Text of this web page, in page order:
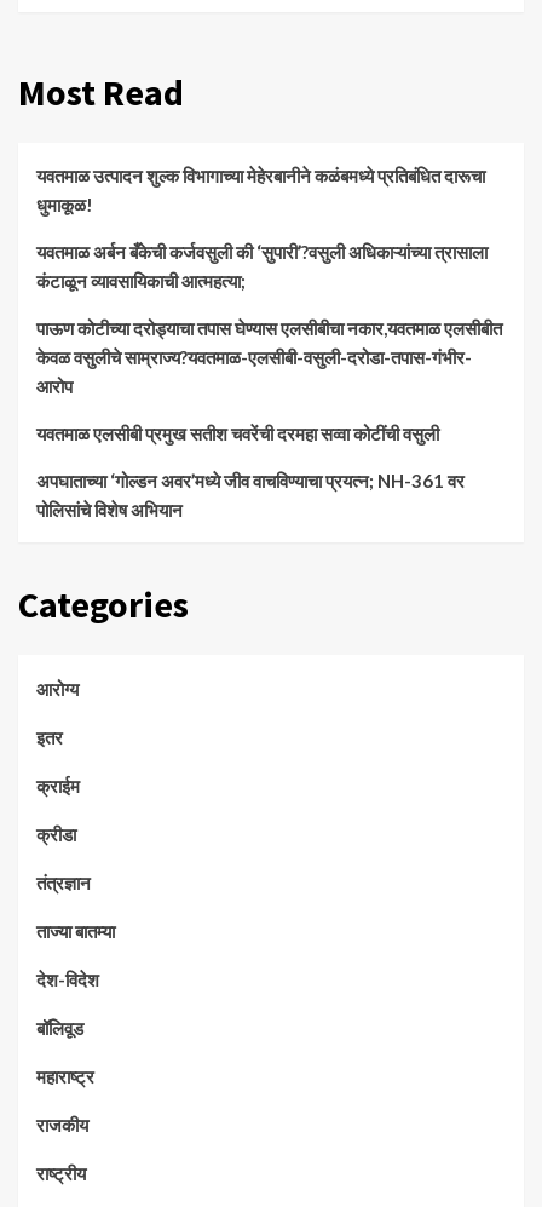
Most Read
यवतमाळ उत्पादन शुल्क विभागाच्या मेहेरबानीने कळंबमध्ये प्रतिबंधित दारूचा
धुमाकूळ!
​यवतमाळ अर्बन बँकेची कर्जवसुली की ‘सुपारी’?वसुली अधिकाऱ्यांच्या त्रासाला
कंटाळून व्यावसायिकाची आत्महत्या;
पाऊण कोटीच्या दरोड्याचा तपास घेण्यास एलसीबीचा नकार,यवतमाळ एलसीबीत
केवळ वसुलीचे साम्राज्य?यवतमाळ-एलसीबी-वसुली-दरोडा-तपास-गंभीर-
आरोप
यवतमाळ एलसीबी प्रमुख सतीश चवरेंची दरमहा सव्वा कोटींची वसुली
अपघाताच्या ‘गोल्डन अवर’मध्ये जीव वाचविण्याचा प्रयत्न; NH-361 वर
पोलिसांचे विशेष अभियान
Categories
आरोग्य
इतर
क्राईम
क्रीडा
तंत्रज्ञान
ताज्या बातम्या
देश-विदेश
बॉलिवूड
महाराष्ट्र
राजकीय
राष्ट्रीय